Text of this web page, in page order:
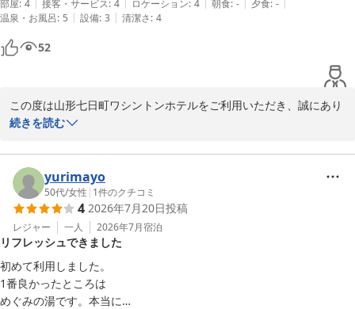
部屋: 4 | 接客・サービス: 4 | ロケーション: 4 | 朝食: - | 夕食: - |
温泉・お風呂: 5 | 設備: 3 | 清潔さ: 4
52
この度は山形七日町ワシントンホテルをご利用いただき、誠にあり
がとうございます。
せっかくのご滞在の折、周辺の飲食店選びにつきましてご不便をお
かけし、申し訳ございませんでした。小さなお子様とご一緒です
と、お店選びも慎重になりますよね。
当ホテルの周辺は繁華街ということもあり居酒屋が多くございます
が、ご家族で入りやすいお店も点在しております。今回のご意見を
真摯に受け止め、今後はよりお客様に寄り添った周辺グルメのご案
内ができるよう、情報収集を強化してまいります。今回いただいた
ご意見は、今後のサービス向上の参考にさせていただきます。
続きを読む
yurimayo
50代/女性 | 1件のクチコミ
4 2026年7月20日投稿
レジャー 一人 2026年7月宿泊
リフレッシュできました
初めて利用しました。
1番良かったところは
めぐみの湯です。本当に